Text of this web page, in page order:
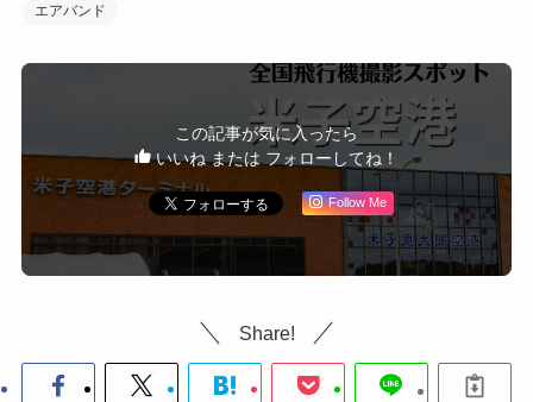
エアバンド
この記事が気に入ったら
いいね または フォローしてね！
Follow Me
Share!